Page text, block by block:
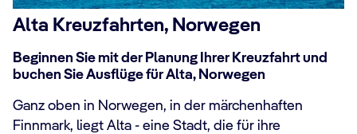
Alta Kreuzfahrten, Norwegen
Beginnen Sie mit der Planung Ihrer Kreuzfahrt und
buchen Sie Ausflüge für Alta, Norwegen
Ganz oben in Norwegen, in der märchenhaften
Finnmark, liegt Alta - eine Stadt, die für ihre